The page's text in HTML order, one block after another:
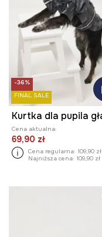
-36%
FINAL SALE
Cena aktualna:
69,90 zł
Cena regularna: 109,90 zł
Najniższa cena: 109,90 zł